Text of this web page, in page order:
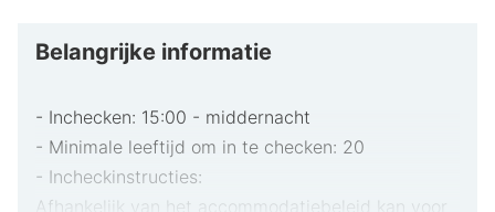
Belangrijke informatie
- Inchecken: 15:00 - middernacht
- Minimale leeftijd om in te checken: 20
- Incheckinstructies:
Afhankelijk van het accommodatiebeleid kan voor